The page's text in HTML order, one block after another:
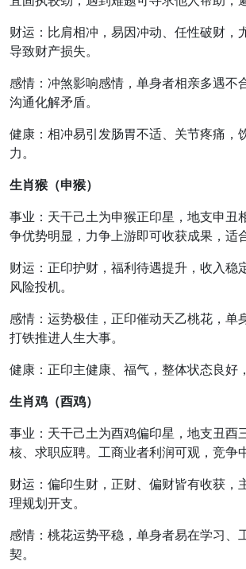
财运 ： 比肩相冲，易因冲动、任性破财
导致财产损失。
感情 ： 冲煞影响感情 ，单身者相亲多遇
沟通化解矛盾。
健康 ： 相冲易引发肠胃不适、关节疼痛
力。
生肖猴（申猴）
事业 ：天干己土为申猴正印星，地支申丑
争优势明显，力争上游即可收获成果，适
财运 ： 正印护财，福利待遇提升 ，收入
风险投机。
感情 ： 运势极佳，正印催动天乙桃花 ，
打铁推进人生大事。
健康 ： 正印主健康、福气 ，整体状态良
生肖鸡（酉鸡）
事业 ：天干己土为酉鸡偏印星，地支丑酉
核、求职应聘。工商业者利润可观，竞
财运 ： 偏印生财，正财、偏财皆有收获
理规划开支。
感情 ：桃花运势平稳，单身者易在学习
契。